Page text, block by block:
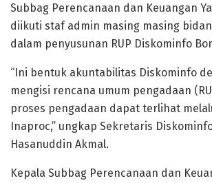
Subbag Perencanaan dan Keuangan
diikuti staf admin masing masing
dalam penyusunan RUP Diskominfo
“Ini bentuk akuntabilitas Diskominfo
mengisi rencana umum pengadaan
proses pengadaan dapat terlihat
Inaproc,” ungkap Sekretaris
Hasanuddin Akmal.
Kepala Subbag Perencanaan dan